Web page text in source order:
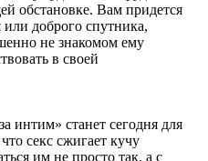
обстановке. Вам придется
доброго спутника,
не знакомом ему
в своей
интим» станет сегодня для
секс сжигает кучу
им не просто так, а с